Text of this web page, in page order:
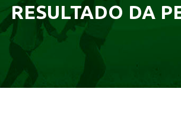
RESULTADO DA